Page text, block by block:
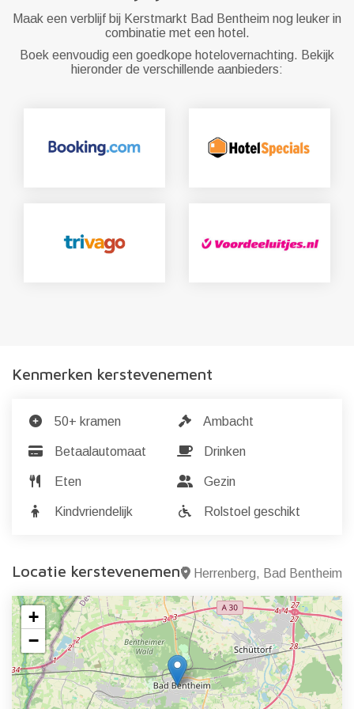
Maak een verblijf bij Kerstmarkt Bad Bentheim nog leuker in
combinatie met een hotel.
Boek eenvoudig een goedkope hotelovernachting. Bekijk
hieronder de verschillende aanbieders:
Kenmerken kerstevenement
50+ kramen Ambacht
Betaalautomaat Drinken
Eten Gezin
Kindvriendelijk Rolstoel geschikt
Locatie kerstevenement Herrenberg, Bad Bentheim
+
−